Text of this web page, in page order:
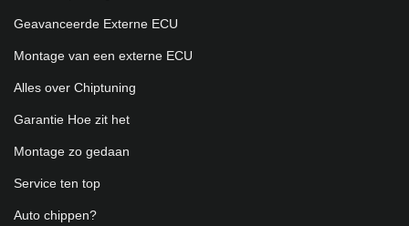
Geavanceerde Externe ECU
Montage van een externe ECU
Alles over Chiptuning
Garantie Hoe zit het
Montage zo gedaan
Service ten top
Auto chippen?